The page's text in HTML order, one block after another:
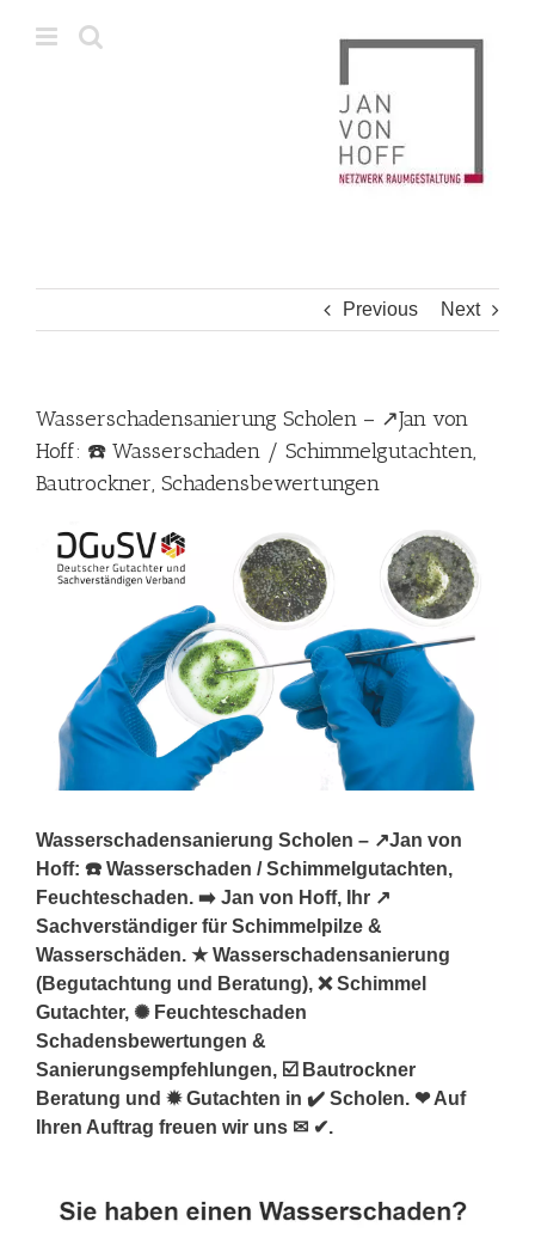
Previous Next
Wasserschadensanierung Scholen – ↗️Jan von
Hoff: ☎️ Wasserschaden / Schimmelgutachten,
Bautrockner, Schadensbewertungen
Wasserschadensanierung Scholen – ↗️Jan von
Hoff: ☎️ Wasserschaden / Schimmelgutachten,
Feuchteschaden. ➡️ Jan von Hoff, Ihr ↗️
Sachverständiger für Schimmelpilze &
Wasserschäden. ★ Wasserschadensanierung
(Begutachtung und Beratung), ❌ Schimmel
Gutachter, ✺ Feuchteschaden
Schadensbewertungen &
Sanierungsempfehlungen, ☑️ Bautrockner
Beratung und ✹ Gutachten in ✔️ Scholen. ❤ Auf
Ihren Auftrag freuen wir uns ✉ ✔.